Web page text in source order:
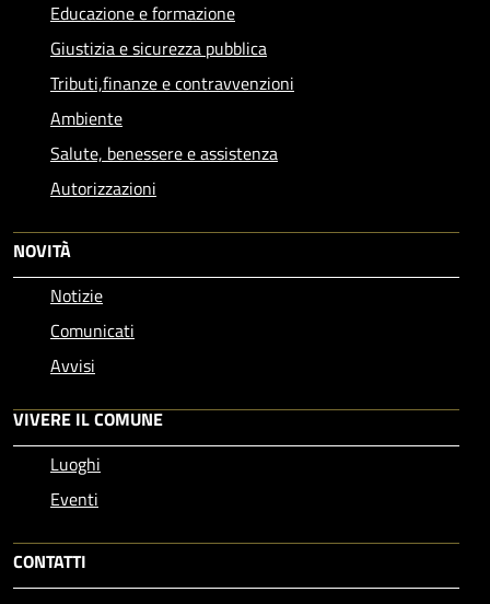
Educazione e formazione
Giustizia e sicurezza pubblica
Tributi,finanze e contravvenzioni
Ambiente
Salute, benessere e assistenza
Autorizzazioni
NOVITÀ
Notizie
Comunicati
Avvisi
VIVERE IL COMUNE
Luoghi
Eventi
CONTATTI